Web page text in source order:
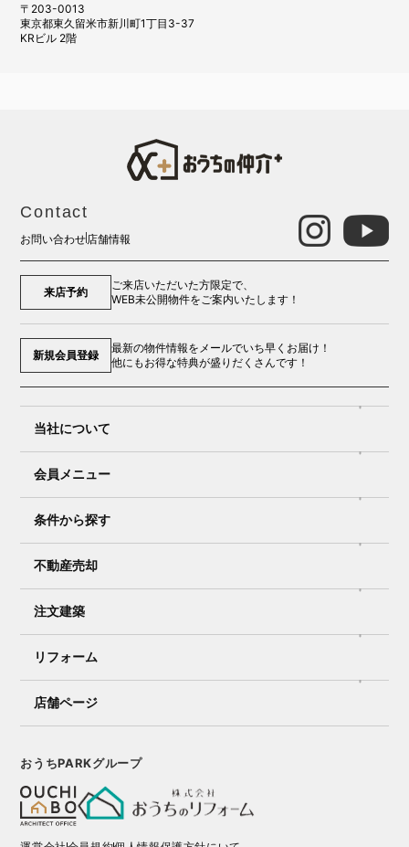
〒203-0013
東京都東久留米市新川町1丁目3-37
KRビル 2階
Contact
お問い合わせ 店舗情報
来店予約
ご来店いただいた方限定で、
WEB未公開物件をご案内いたします！
新規会員登録
最新の物件情報をメールでいち早くお届け！
他にもお得な特典が盛りだくさんです！
当社について
会員メニュー
条件から探す
不動産売却
注文建築
リフォーム
店舗ページ
おうちPARKグループ